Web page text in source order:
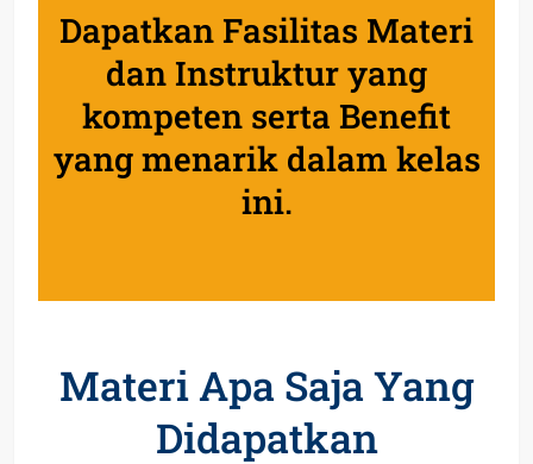
Dapatkan Fasilitas Materi
dan Instruktur yang
kompeten serta Benefit
yang menarik dalam kelas
ini.
Materi Apa Saja Yang
Didapatkan